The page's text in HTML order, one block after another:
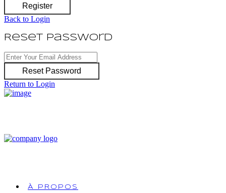
Register
Back to Login
Reset Password
Reset Password
Return to Login
À PROPOS